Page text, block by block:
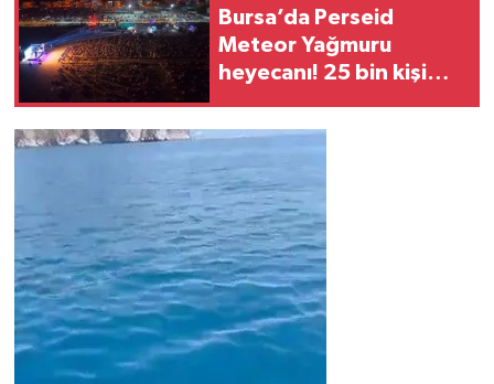
Bursa’da Perseid
Meteor Yağmuru
heyecanı! 25 bin kişi